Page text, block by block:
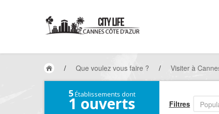
/ Que voulez vous faire ? / Visiter à
5Établissements dont
1 ouverts Filtres